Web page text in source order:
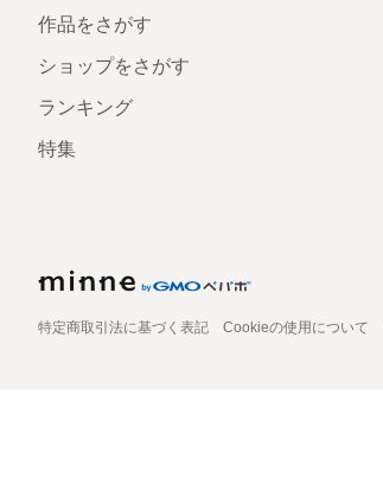
作品をさがす
ショップをさがす
ランキング
特集
特定商取引法に基づく表記 Cookieの使用について